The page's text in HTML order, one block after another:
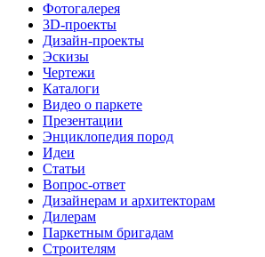
Фотогалерея
3D-проекты
Дизайн-проекты
Эскизы
Чертежи
Каталоги
Видео о паркете
Презентации
Энциклопедия пород
Идеи
Статьи
Вопрос-ответ
Дизайнерам и архитекторам
Дилерам
Паркетным бригадам
Строителям